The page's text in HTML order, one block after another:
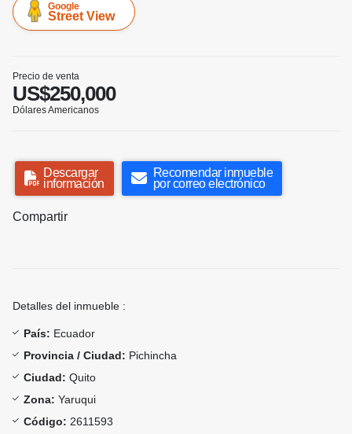
Google
Street View
Precio de venta
US$250,000
Dólares Americanos
Descargar
información
Recomendar inmueble
por correo electrónico
Compartir
Detalles del inmueble :
País: Ecuador
Provincia / Ciudad: Pichincha
Ciudad: Quito
Zona: Yaruqui
Código: 2611593